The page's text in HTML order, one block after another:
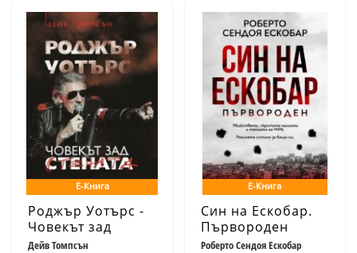
Е-Книга
Роджър Уотърс -
Човекът зад
Стената
Дейв Томпсън
Е-Книга
Син на Ескобар.
Първороден
Роберто Сендоя Ескобар